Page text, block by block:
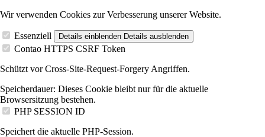
Wir verwenden Cookies zur Verbesserung unserer Website.
Essenziell Details einblenden Details ausblenden
Contao HTTPS CSRF Token
Schützt vor Cross-Site-Request-Forgery Angriffen.
Speicherdauer: Dieses Cookie bleibt nur für die aktuelle
Browsersitzung bestehen.
PHP SESSION ID
Speichert die aktuelle PHP-Session.